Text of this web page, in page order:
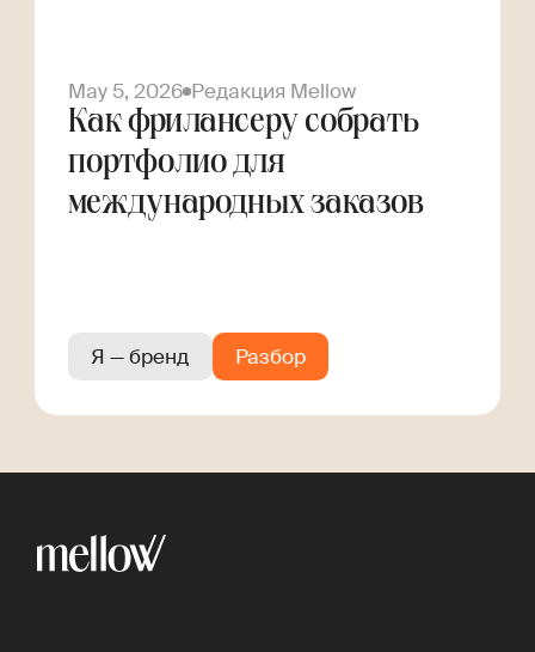
May 5, 2026 Редакция Mellow
Как фрилансеру собрать
портфолио для
международных заказов
Я — бренд Разбор